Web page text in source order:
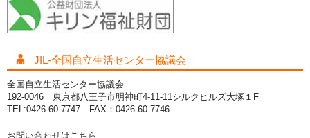
JIL-全国自立生活センター協議会
全国自立生活センター協議会
192-0046 東京都八王子市明神町4-11-11シルクヒルズ大塚１F
TEL:0426-60-7747 FAX：0426-60-7746
お問い合わせはこちら